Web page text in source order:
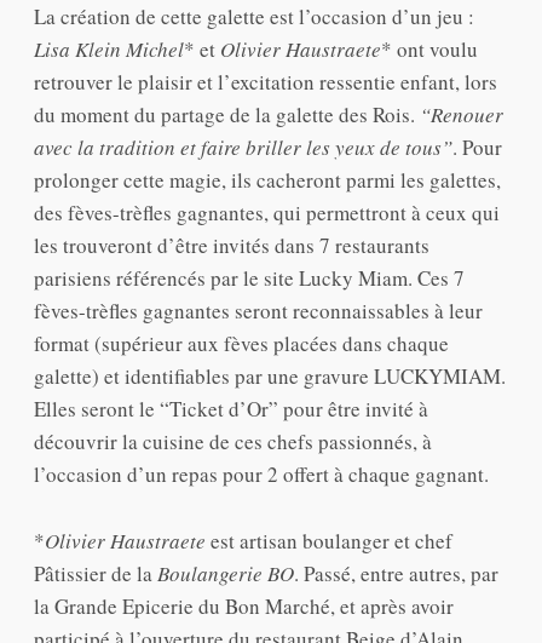
La création de cette galette est l’occasion d’un jeu :
Lisa Klein Michel* et Olivier Haustraete* ont voulu
retrouver le plaisir et l’excitation ressentie enfant, lors
du moment du partage de la galette des Rois. “Renouer
avec la tradition et faire briller les yeux de tous”. Pour
prolonger cette magie, ils cacheront parmi les galettes,
des fèves-trèfles gagnantes, qui permettront à ceux qui
les trouveront d’être invités dans 7 restaurants
parisiens référencés par le site Lucky Miam. Ces 7
fèves-trèfles gagnantes seront reconnaissables à leur
format (supérieur aux fèves placées dans chaque
galette) et identifiables par une gravure LUCKYMIAM.
Elles seront le “Ticket d’Or” pour être invité à
découvrir la cuisine de ces chefs passionnés, à
l’occasion d’un repas pour 2 offert à chaque gagnant.
*Olivier Haustraete est artisan boulanger et chef
Pâtissier de laBoulangerie BO. Passé, entre autres, par
la Grande Epicerie du Bon Marché, et après avoir